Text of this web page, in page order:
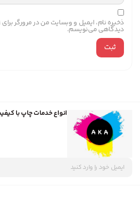
ذخیره نام، ایمیل و وبسایت من در مرورگر برای
دیدگاهی می‌نویسم.
انواع خدمات چاپ با